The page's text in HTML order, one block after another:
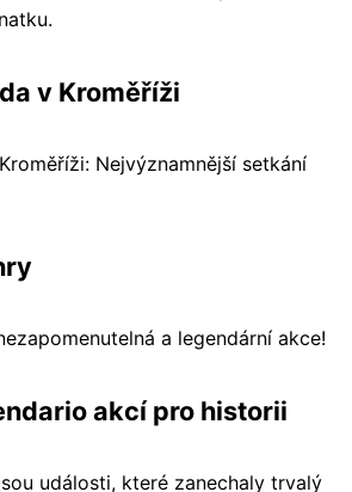
v Kroměříži
Nejvýznamnější setkání
a legendární akce!
akcí pro historii
události, které zanechaly trvalý